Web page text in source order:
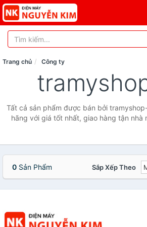
Trang chủ Công ty
Tất cả sản phẩm được bán bởi
hãng với giá tốt nhất, giao hàng tận nhà
0 Sản Phẩm Sắp Xếp Theo